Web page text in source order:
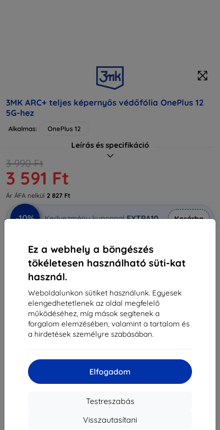
Ez a webhely a böngészés
tökéletesen használható süti-kat
használ.
Weboldalunkon sütiket használunk. Egyesek
elengedhetetlenek az oldal megfelelő
működéséhez, míg mások segítenek a
forgalom elemzésében, valamint a tartalom és
a hirdetések személyre szabásában.
Elfogadom
Testreszabás
Visszautasítani
3MK ARC+ teljes képernyős védőfólia OnePlus 12
5G-hez
Alkalmas: OnePlus 12
Leírás és specifikáció
3 990 Ft
3 591 Ft
Ár ÁFA nelkül 2 827 Ft
-10% Kedvezmény kuponnalEXTRA10 Kosárba
Raktáron > 5 darab
Kosárba
Mennyiségi kedvezmények
3db+
15% 3 391 Ft/db
Szállítás 13. augusztus - 14. augusztus
Szállítási költség-tól
990 Ft